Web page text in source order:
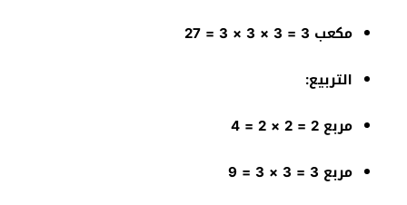
مكعب 3 = 3 × 3 × 3 = 27
التربيع:
مربع 2 = 2 × 2 = 4
مربع 3 = 3 × 3 = 9